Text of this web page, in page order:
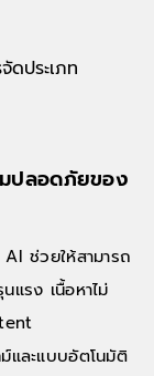
ดประเภท
ปลอดภัยของ
ช่วยให้สามารถ
แรง เนื้อหาไม่
และแบบอัตโนมัติ